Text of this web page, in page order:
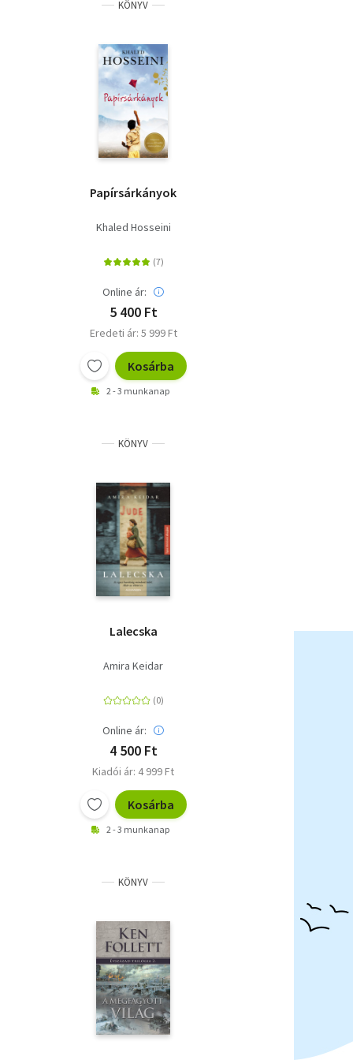
KÖNYV
Papírsárkányok
Khaled Hosseini
Online ár:
5 400 Ft
Eredeti ár: 5 999 Ft
Kosárba
2 - 3 munkanap
KÖNYV
Lalecska
Amira Keidar
Online ár:
4 500 Ft
Kiadói ár: 4 999 Ft
Kosárba
2 - 3 munkanap
KÖNYV